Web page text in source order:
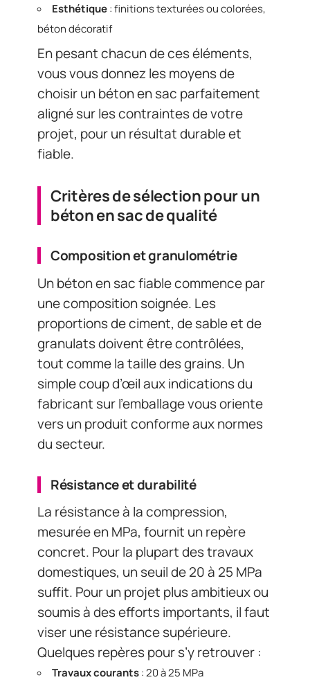
Esthétique: finitions texturées ou colorées,
béton décoratif
En pesant chacun de ces éléments,
vous vous donnez les moyens de
choisir un béton en sac parfaitement
aligné sur les contraintes de votre
projet, pour un résultat durable et
fiable.
Critères de sélection pour un
béton en sac de qualité
Composition et granulométrie
Un béton en sac fiable commence par
une composition soignée. Les
proportions de ciment, de sable et de
granulats doivent être contrôlées,
tout comme la taille des grains. Un
simple coup d’œil aux indications du
fabricant sur l’emballage vous oriente
vers un produit conforme aux normes
du secteur.
Résistance et durabilité
La résistance à la compression,
mesurée en MPa, fournit un repère
concret. Pour la plupart des travaux
domestiques, un seuil de 20 à 25 MPa
suffit. Pour un projet plus ambitieux ou
soumis à des efforts importants, il faut
viser une résistance supérieure.
Quelques repères pour s’y retrouver :
Travaux courants: 20 à 25 MPa